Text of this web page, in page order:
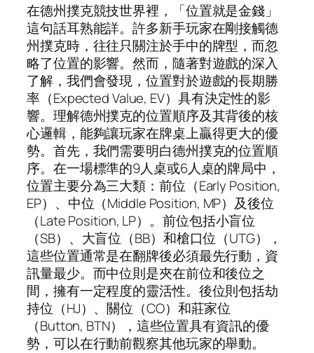
在德州撲克競技世界裡，「位置就是金錢」
這句話耳熟能詳。許多新手玩家在剛接觸德
州撲克時，往往只關注於手中的牌型，而忽
略了位置的影響。然而，隨著對遊戲的深入
了解，我們會發現，位置對於遊戲的長期勝
率（Expected Value, EV）具有決定性的影
響。理解德州撲克的位置順序及其背後的核
心邏輯，能夠讓玩家在牌桌上贏得更大的優
勢。首先，我們需要明白德州撲克的位置順
序。在一場標準的9人桌或6人桌的牌局中，
位置主要分為三大類：前位（Early Position,
EP）、中位（Middle Position, MP）及後位
（Late Position, LP）。前位包括小盲位
（SB）、大盲位（BB）和槍口位（UTG），
這些位置通常是在翻牌後必須最先行動，資
訊量最少。而中位則是夾在前位和後位之
間，擁有一定程度的靈活性。後位則包括劫
持位（HJ）、關位（CO）和莊家位
（Button, BTN），這些位置具有資訊的優
勢，可以在行動前觀察其他玩家的舉動。